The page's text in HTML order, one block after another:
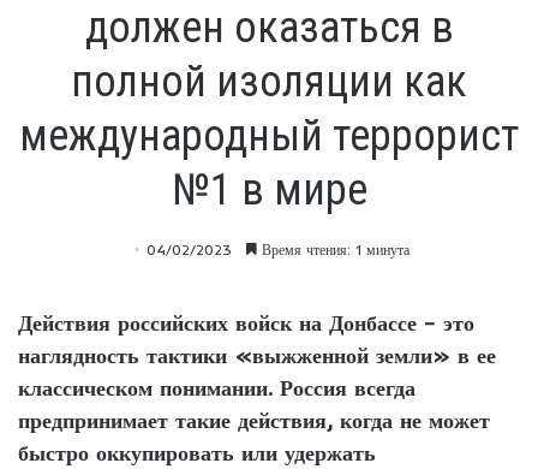
должен оказаться в
полной изоляции как
международный террорист
№1 в мире
04/02/2023 Время чтения: 1 минута
Действия российских войск на Донбассе – это
наглядность тактики «выжженной земли» в ее
классическом понимании. Россия всегда
предпринимает такие действия, когда не может
быстро оккупировать или удержать